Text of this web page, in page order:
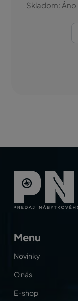
Skladom: Áno
Menu
Novinky
O nás
E-shop